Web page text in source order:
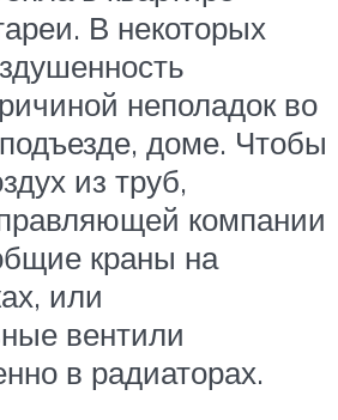
В некоторых
неполадок во
доме. Чтобы
из труб,
компании
краны на
или
вентили
в радиаторах.